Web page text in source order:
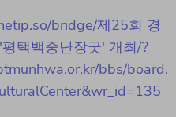
bridge/제25회 경
택백중난장굿' 개최/?
bbs/board.